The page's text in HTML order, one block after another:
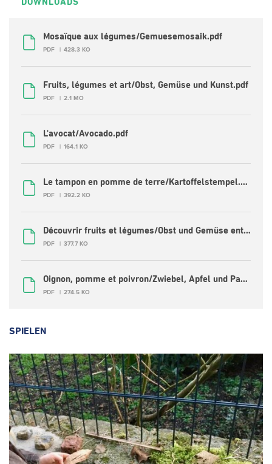
DOWNLOADS
Mosaïque aux légumes/Gemuesemosaik.pdf
PDF 428.3 KO
Fruits, légumes et art/Obst, Gemüse und Kunst.pdf
PDF 2.1 MO
L'avocat/Avocado.pdf
PDF 164.1 KO
Le tampon en pomme de terre/Kartoffelstempel.pdf
PDF 392.2 KO
Découvrir fruits et légumes/Obst und Gemüse entdecken.pdf
PDF 377.7 KO
Oignon, pomme et poivron/Zwiebel, Apfel und Paprika.pdf
PDF 274.5 KO
SPIELEN